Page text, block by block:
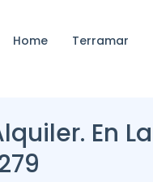
Home Terramar
En La